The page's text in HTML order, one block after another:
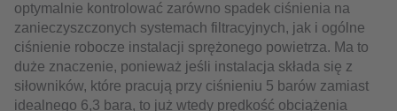
optymalnie kontrolować zarówno spadek ciśnienia na
zanieczyszczonych systemach filtracyjnych, jak i ogólne
ciśnienie robocze instalacji sprężonego powietrza. Ma to
duże znaczenie, ponieważ jeśli instalacja składa się z
siłowników, które pracują przy ciśnieniu 5 barów zamiast
idealnego 6,3 bara, to już wtedy prędkość obciążenia